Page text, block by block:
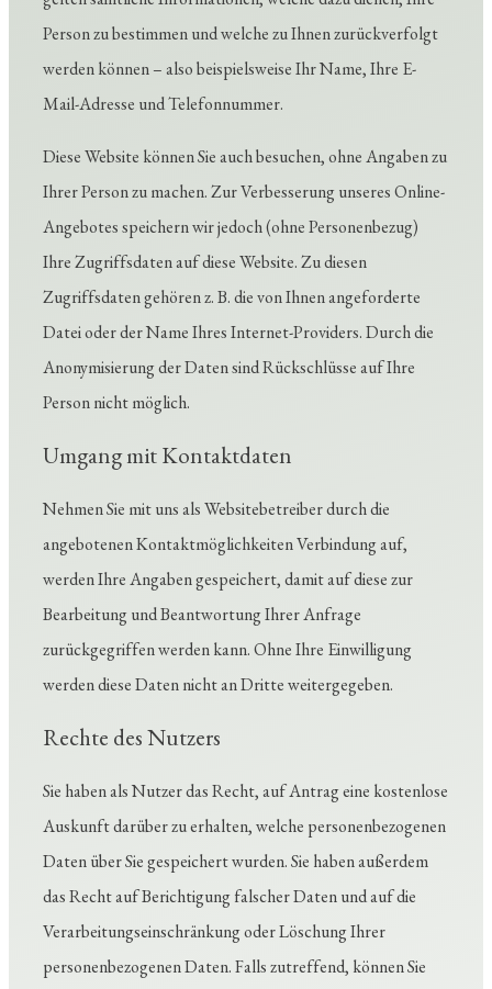
Person zu bestimmen und welche zu Ihnen zurückverfolgt
werden können – also beispielsweise Ihr Name, Ihre E-
Mail-Adresse und Telefonnummer.
Diese Website können Sie auch besuchen, ohne Angaben zu
Ihrer Person zu machen. Zur Verbesserung unseres Online-
Angebotes speichern wir jedoch (ohne Personenbezug)
Ihre Zugriffsdaten auf diese Website. Zu diesen
Zugriffsdaten gehören z. B. die von Ihnen angeforderte
Datei oder der Name Ihres Internet-Providers. Durch die
Anonymisierung der Daten sind Rückschlüsse auf Ihre
Person nicht möglich.
Umgang mit Kontaktdaten
Nehmen Sie mit uns als Websitebetreiber durch die
angebotenen Kontaktmöglichkeiten Verbindung auf,
werden Ihre Angaben gespeichert, damit auf diese zur
Bearbeitung und Beantwortung Ihrer Anfrage
zurückgegriffen werden kann. Ohne Ihre Einwilligung
werden diese Daten nicht an Dritte weitergegeben.
Rechte des Nutzers
Sie haben als Nutzer das Recht, auf Antrag eine kostenlose
Auskunft darüber zu erhalten, welche personenbezogenen
Daten über Sie gespeichert wurden. Sie haben außerdem
das Recht auf Berichtigung falscher Daten und auf die
Verarbeitungseinschränkung oder Löschung Ihrer
personenbezogenen Daten. Falls zutreffend, können Sie